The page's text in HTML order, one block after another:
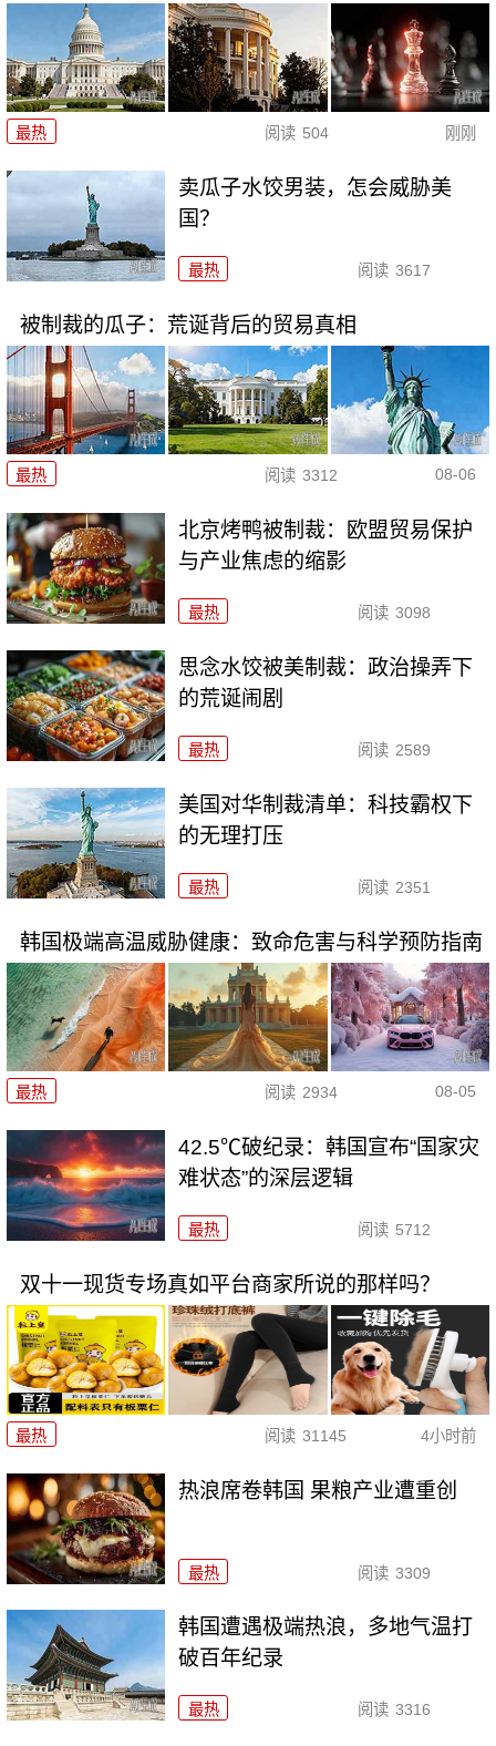
最热 阅读 504 刚刚
卖瓜子水饺男装，怎会威胁美
国？
最热 阅读 3617
被制裁的瓜子：荒诞背后的贸易真相
最热 阅读 3312 08-06
北京烤鸭被制裁：欧盟贸易保护
与产业焦虑的缩影
最热 阅读 3098
思念水饺被美制裁：政治操弄下
的荒诞闹剧
最热 阅读 2589
美国对华制裁清单：科技霸权下
的无理打压
最热 阅读 2351
韩国极端高温威胁健康：致命危害与科学预防指南
最热 阅读 2934 08-05
42.5℃破纪录：韩国宣布“国家灾
难状态”的深层逻辑
最热 阅读 5712
双十一现货专场真如平台商家所说的那样吗？
最热 阅读 31145 4小时前
热浪席卷韩国 果粮产业遭重创
最热 阅读 3309
韩国遭遇极端热浪，多地气温打
破百年纪录
最热 阅读 3316